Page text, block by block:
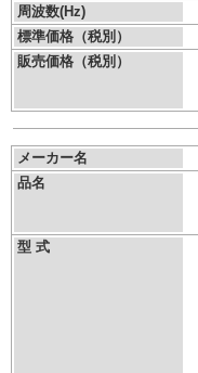
周波数(Hz)
標準価格（税別）
販売価格（税別）
メーカー名
品名
型 式